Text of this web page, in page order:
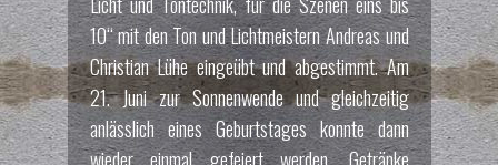
10“ mit den Ton und Lichtmeistern Andreas und
Christian Lühe eingeübt und abgestimmt. Am
21. Juni zur Sonnenwende und gleichzeitig
anlässlich eines Geburtstages konnte dann
wieder einmal gefeiert werden. Getränke